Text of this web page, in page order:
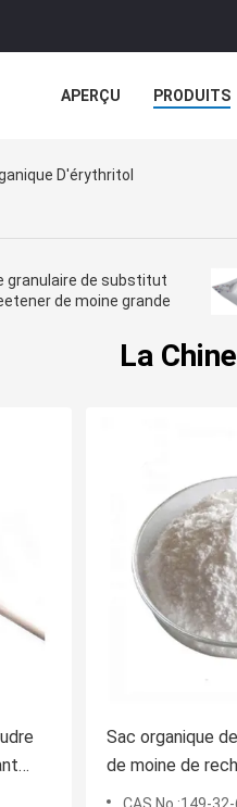
APERÇU PRODUITS
D'érythritol
granulaire de substitut
de moine grande
La
Sac organique
de moine de
Fruit Erythritol